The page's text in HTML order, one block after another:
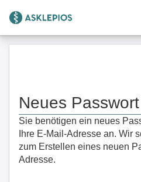
Zur Startseite
Neues Passwort
Sie benötigen ein neues
Ihre E-Mail-Adresse an. Wir
zum Erstellen eines neuen
Adresse.